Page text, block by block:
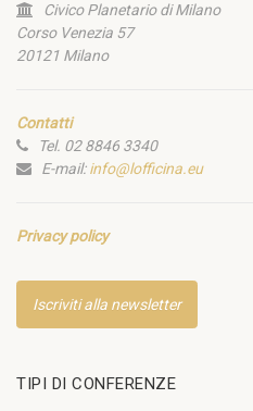
Civico Planetario di Milano
Corso Venezia 57
20121 Milano
Contatti
Tel. 02 8846 3340
E-mail:info@lofficina.eu
Privacy policy
Iscriviti alla newsletter
TIPI DI CONFERENZE